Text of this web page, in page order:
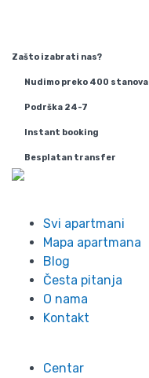
Zašto izabrati nas?
Nudimo preko 400 stanova
Podrška 24-7
Instant booking
Besplatan transfer
Svi apartmani
Mapa apartmana
Blog
Česta pitanja
O nama
Kontakt
Centar